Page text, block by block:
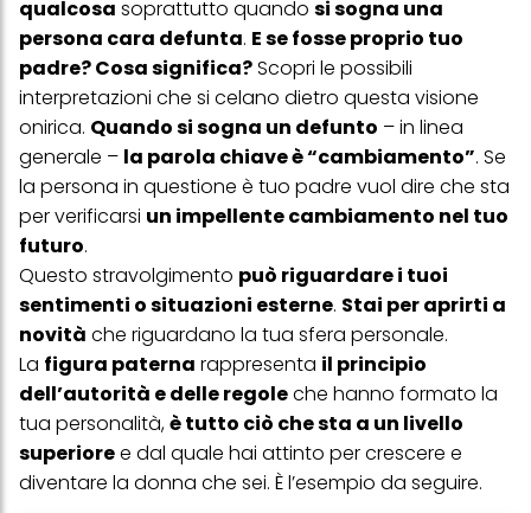
qualcosa soprattutto quando si sogna una
persona cara defunta. E se fosse proprio tuo
padre? Cosa significa?Scopri le possibili
interpretazioni che si celano dietro questa visione
onirica. Quando si sogna un defunto – in linea
generale – la parola chiave è “cambiamento”. Se
la persona in questione è tuo padre vuol dire che sta
per verificarsi un impellente cambiamento nel tuo
futuro.
Questo stravolgimento può riguardare i tuoi
sentimenti o situazioni esterne. Stai per aprirti a
novità che riguardano la tua sfera personale.
La figura paterna rappresenta il principio
dell’autorità e delle regoleche hanno formato la
tua personalità,è tutto ciò che sta a un livello
superioree dal quale hai attinto per crescere e
diventare la donna che sei. È l’esempio da seguire.